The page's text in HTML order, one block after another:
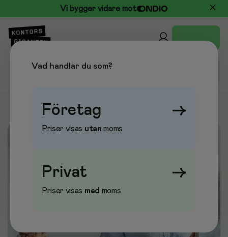
Vi bygger vidare mot
Vad handlar du som?
Företag →
Priser visas utan moms
Privat →
Priser visas med moms